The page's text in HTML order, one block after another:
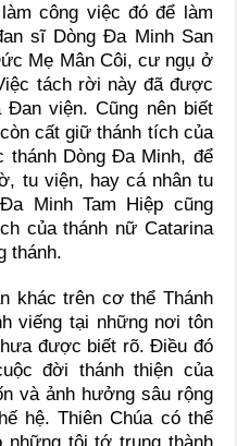
công việc đó để làm
sĩ Dòng Đa Minh San
Mẹ Mân Côi, cư ngụ ở
tách rời này đã được
viện. Cũng nên biết
cất giữ thánh tích của
thánh Dòng Đa Minh, để
tu viện, hay cá nhân tu
Minh Tam Hiệp cũng
của thánh nữ Catarina
thánh.
khác trên cơ thể Thánh
viếng tại những nơi tôn
được biết rõ. Điều đó
đời thánh thiện của
và ảnh hưởng sâu rộng
hệ. Thiên Chúa có thể